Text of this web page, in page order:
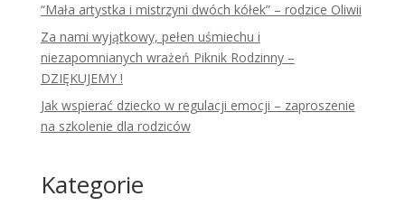
“Mała artystka i mistrzyni dwóch kółek” – rodzice Oliwii
Za nami wyjątkowy, pełen uśmiechu i
niezapomnianych wrażeń Piknik Rodzinny –
DZIĘKUJEMY !
Jak wspierać dziecko w regulacji emocji – zaproszenie
na szkolenie dla rodziców
Kategorie